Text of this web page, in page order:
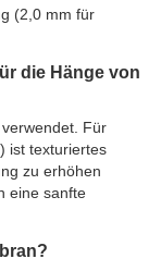
(2,0 mm für
die Hänge von
Für
ist texturiertes
zu erhöhen
eine sanfte